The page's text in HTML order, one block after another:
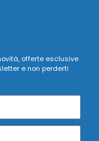
offerte esclusive
e non perderti